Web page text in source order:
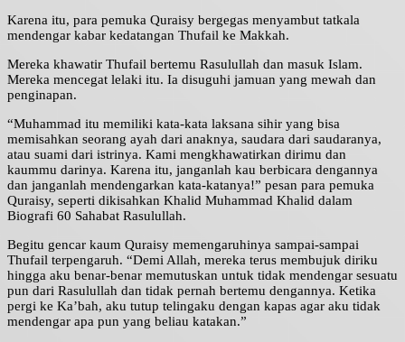
Karena itu, para pemuka Quraisy bergegas menyambut tatkala
mendengar kabar kedatangan Thufail ke Makkah.
Mereka khawatir Thufail bertemu Rasulullah dan masuk Islam.
Mereka mencegat lelaki itu. Ia disuguhi jamuan yang mewah dan
penginapan.
“Muhammad itu memiliki kata-kata laksana sihir yang bisa
memisahkan seorang ayah dari anaknya, saudara dari saudaranya,
atau suami dari istrinya. Kami mengkhawatirkan dirimu dan
kaummu darinya. Karena itu, janganlah kau berbicara dengannya
dan janganlah mendengarkan kata-katanya!” pesan para pemuka
Quraisy, seperti dikisahkan Khalid Muhammad Khalid dalam
Biografi 60 Sahabat Rasulullah.
Begitu gencar kaum Quraisy memengaruhinya sampai-sampai
Thufail terpengaruh. “Demi Allah, mereka terus membujuk diriku
hingga aku benar-benar memutuskan untuk tidak mendengar sesuatu
pun dari Rasulullah dan tidak pernah bertemu dengannya. Ketika
pergi ke Ka’bah, aku tutup telingaku dengan kapas agar aku tidak
mendengar apa pun yang beliau katakan.”